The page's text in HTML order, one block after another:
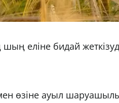
еліне бидай
өзіне ауыл